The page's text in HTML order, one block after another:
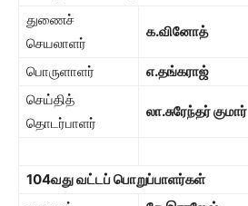
துணைச்
செயலாளர்
க.வினோத்
பொருளாளர் எ.தங்கராஜ்
செய்தித்
தொடர்பாளர்
லா.சுரேந்தர் குமார்
104வது வட்டப் பொறுப்பாளர்கள்